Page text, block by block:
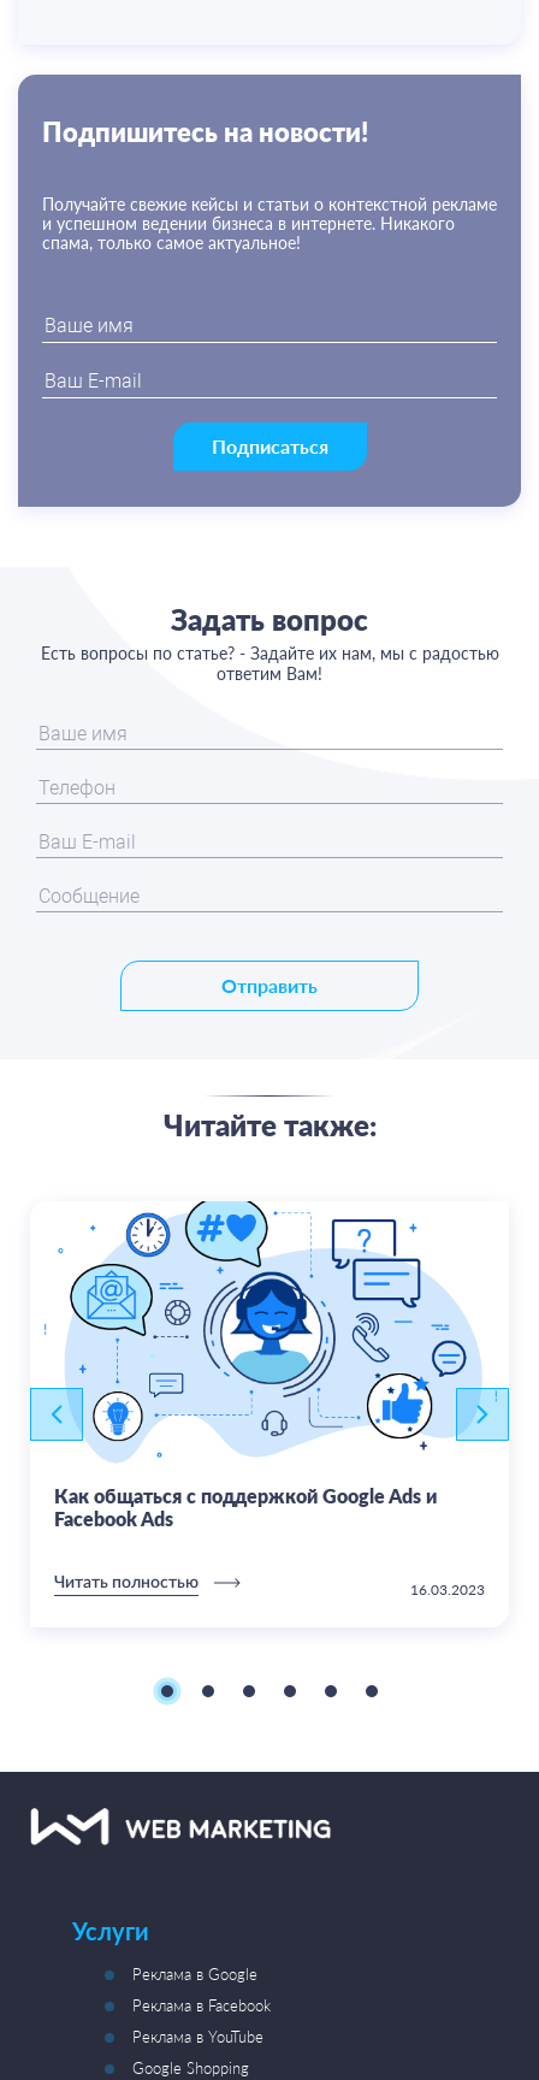
Подпишитесь на новости!
Получайте свежие кейсы и статьи о контекстной рекламе
и успешном ведении бизнеса в интернете. Никакого
спама, только самое актуальное!
Подписаться
Задать вопрос
Есть вопросы по статье? - Задайте их нам, мы с радостью
ответим Вам!
Отправить
Читайте также:
Как общаться с поддержкой Google Ads и
Facebook Ads
Читать полностью 16.03.2023
Услуги
Реклама в Google
Реклама в Facebook
Реклама в YouTube
Google Shopping